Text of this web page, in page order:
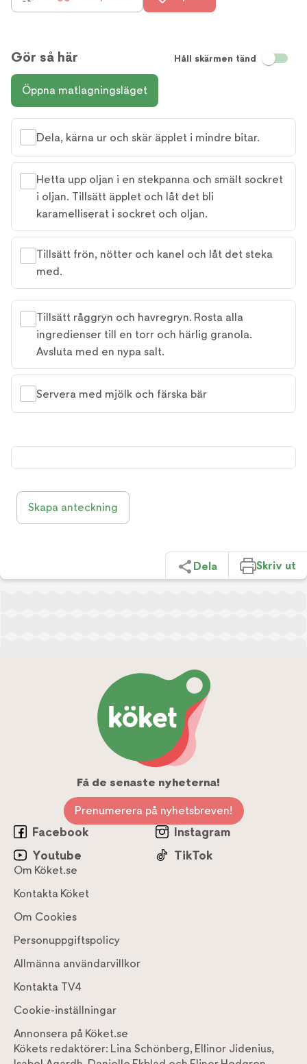
Gör så här Håll skärmen tänd
Öppna matlagningsläget
Dela, kärna ur och skär äpplet i mindre bitar.
Hetta upp oljan i en stekpanna och smält sockret
i oljan. Tillsätt äpplet och låt det bli
karamelliserat i sockret och oljan.
Tillsätt frön, nötter och kanel och låt det steka
med.
Tillsätt råggryn och havregryn. Rosta alla
ingredienser till en torr och härlig granola.
Avsluta med en nypa salt.
Servera med mjölk och färska bär
Skapa anteckning
Dela Skriv ut
Få de senaste nyheterna!
Prenumerera på nyhetsbreven!
Facebook
Instagram
Youtube
TikTok
Om Köket.se
Kontakta Köket
Om Cookies
Personuppgiftspolicy
Allmänna användarvillkor
Kontakta TV4
Cookie-inställningar
Annonsera på Köket.se
Kökets redaktörer: Lina Schönberg, Ellinor Jidenius,